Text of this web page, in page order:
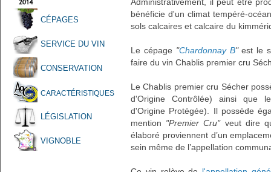
CÉPAGES
SERVICE DU VIN
CONSERVATION
CARACTÉRISTIQUES
LÉGISLATION
VIGNOBLE
bénéficie d'un climat tempéré-
sols calcaires et calcaire du
Le cépage "Chardonnay B"est le
faire du vin Chablis premier cru
Le Chablis premier cru Sécher
d'Origine Contrôlée) ainsi que
d'Origine Protégée). Il possède
mention "Premier Cru"veut dire
élaboré proviennent d’un
sein même de l’appellation